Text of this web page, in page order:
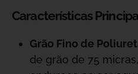
Características
Grão Fino de
de grão de 75